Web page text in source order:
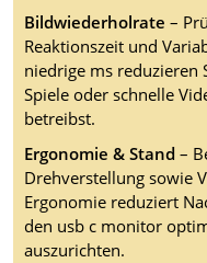
Bildwiederholrate –
Reaktionszeit und
niedrige ms reduzieren
Spiele oder schnelle
betreibst.
Ergonomie & Stand–
Drehverstellung sowie
Ergonomie reduziert
den usb c monitor
auszurichten.